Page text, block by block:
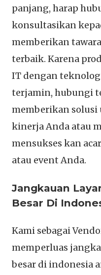
panjang, harap
konsultasikan
memberikan
terbaik. Karena
IT dengan
terjamin, hubungi
memberikan
kinerja Anda atau
mensukses kan
atau event Anda.
Jangkauan
Besar Di
Kami sebagai
memperluas
besar di indonesia